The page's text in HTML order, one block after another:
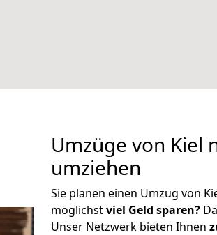
Umzüge von Kiel
umziehen
Sie planen einen Umzug von
möglichstviel Geld sparen?
Unser Netzwerk bieten Ihnen